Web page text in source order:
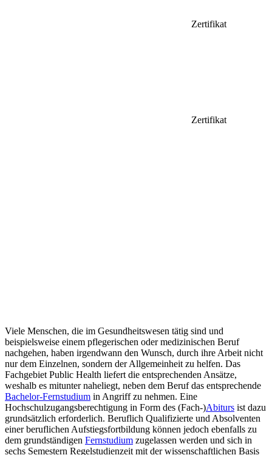
Zertifikat
Zertifikat
Viele Menschen, die im Gesundheitswesen tätig sind und
beispielsweise einem pflegerischen oder medizinischen Beruf
nachgehen, haben irgendwann den Wunsch, durch ihre Arbeit nicht
nur dem Einzelnen, sondern der Allgemeinheit zu helfen. Das
Fachgebiet Public Health liefert die entsprechenden Ansätze,
weshalb es mitunter naheliegt, neben dem Beruf das entsprechende
Bachelor-Fernstudium in Angriff zu nehmen. Eine
Hochschulzugangsberechtigung in Form des (Fach-)Abiturs ist dazu
grundsätzlich erforderlich. Beruflich Qualifizierte und Absolventen
einer beruflichen Aufstiegsfortbildung können jedoch ebenfalls zu
dem grundständigen Fernstudium zugelassen werden und sich in
sechs Semestern Regelstudienzeit mit der wissenschaftlichen Basis